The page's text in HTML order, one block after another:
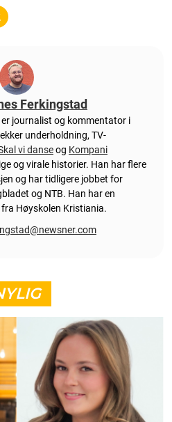
Ferkingstad
er journalist og kommentator i
underholdning, TV-
vi danseog Kompani
og virale historier. Han har flere
og har tidligere jobbet for
og NTB. Han har en
Høyskolen Kristiania.